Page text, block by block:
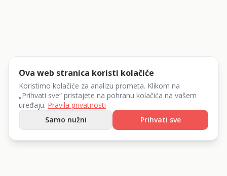
Ova web stranica koristi kolačiće
Koristimo kolačiće za analizu prometa. Klikom na
„Prihvati sve“ pristajete na pohranu kolačića na vašem
uređaju. Pravila privatnosti
Samo nužni
Prihvati sve